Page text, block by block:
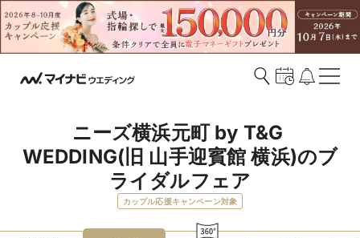
ニーズ横浜元町 by T&G
WEDDING(旧 山手迎賓館 横浜)のブ
ライダルフェア
カップル応援キャンペーン対象